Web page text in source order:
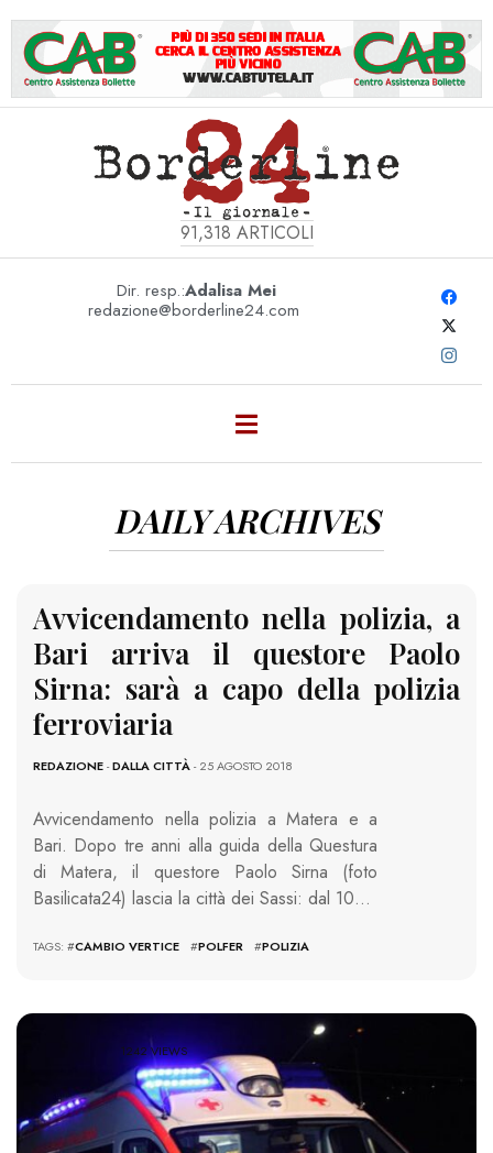
91,318 ARTICOLI
Dir. resp.:Adalisa Mei
redazione@borderline24.com
DAILY ARCHIVES
Avvicendamento nella polizia, a
Bari arriva il questore Paolo
Sirna: sarà a capo della polizia
ferroviaria
REDAZIONE-DALLA CITTÀ- 25 AGOSTO 2018
Avvicendamento nella polizia a Matera e a
Bari. Dopo tre anni alla guida della Questura
di Matera, il questore Paolo Sirna (foto
Basilicata24) lascia la città dei Sassi: dal 10…
TAGS: #CAMBIO VERTICE #POLFER #POLIZIA
1242 VIEWS